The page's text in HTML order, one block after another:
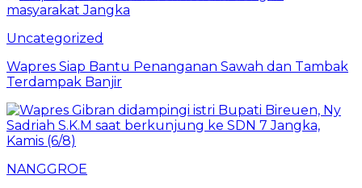
Uncategorized
Wapres Siap Bantu Penanganan Sawah dan Tambak
Terdampak Banjir
NANGGROE